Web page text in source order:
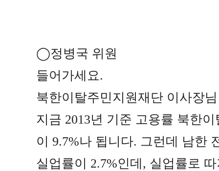
◯정병국 위원
들어가세요.
북한이탈주민지원재단 이사장
지금 2013년 기준 고용률 북한
이 9.7%나 됩니다. 그런데 남한
실업률이 2.7%인데 , 실업률로